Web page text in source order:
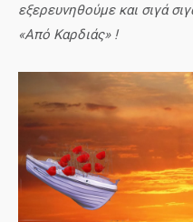
εξερευνηθούμε και σιγά
«Από Καρδιάς» !